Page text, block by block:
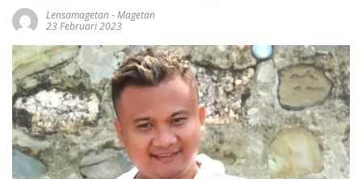
Lensamagetan-Magetan
23 Februari 2023